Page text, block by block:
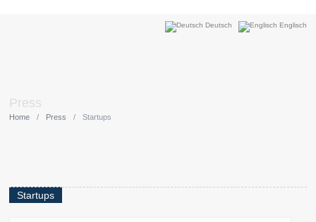
Deutsch Englisch
Press
Home / Press / Startups
Startups